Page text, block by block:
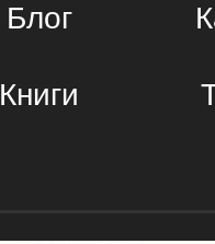
Блог
Книги